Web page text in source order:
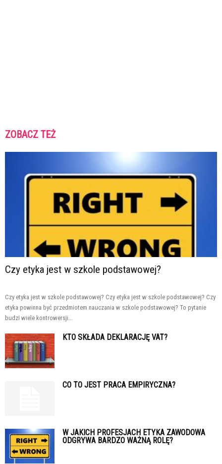
ZOBACZ TEŻ
Czy etyka jest w szkole podstawowej?
Czy etyka jest w szkole podstawowej? Czy etyka jest w szkole podstawowej? Czy
etyka powinna być przedmiotem nauczania w szkole podstawowej? To pytanie
budzi wiele kontrowersji...
KTO SKŁADA DEKLARACJĘ VAT?
CO TO JEST PRACA EMPIRYCZNA?
W JAKICH PROFESJACH ETYKA ZAWODOWA
ODGRYWA BARDZO WAŻNĄ ROLĘ?